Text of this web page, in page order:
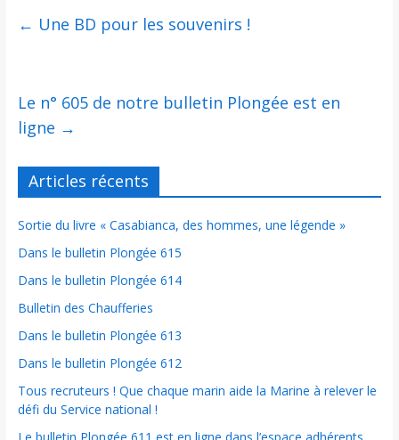
← Une BD pour les souvenirs !
Le n° 605 de notre bulletin Plongée est en
ligne →
Articles récents
Sortie du livre « Casabianca, des hommes, une légende »
Dans le bulletin Plongée 615
Dans le bulletin Plongée 614
Bulletin des Chaufferies
Dans le bulletin Plongée 613
Dans le bulletin Plongée 612
Tous recruteurs ! Que chaque marin aide la Marine à relever le
défi du Service national !